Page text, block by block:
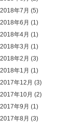
2018年7月 (5)
2018年6月 (1)
2018年4月 (1)
2018年3月 (1)
2018年2月 (3)
2018年1月 (1)
2017年12月 (3)
2017年10月 (2)
2017年9月 (1)
2017年8月 (3)